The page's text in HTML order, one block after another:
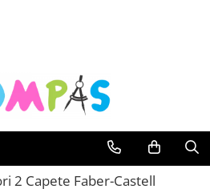
2 Capete Faber-Castell